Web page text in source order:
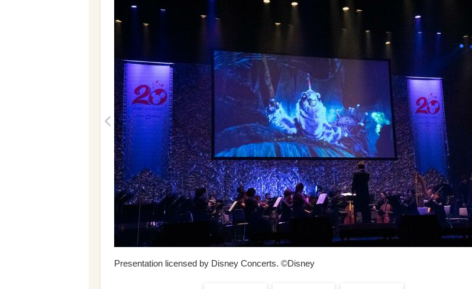
Presentation licensed by Disney Concerts. ©Disney